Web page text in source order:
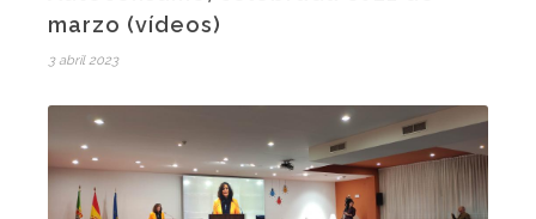
marzo (vídeos)
3 abril 2023